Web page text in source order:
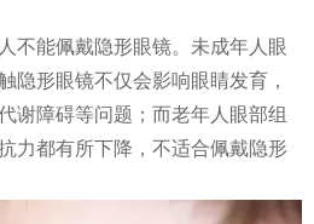
不能佩戴隐形眼镜。未成年人眼
隐形眼镜不仅会影响眼睛发育，
谢障碍等问题；而老年人眼部组
力都有所下降，不适合佩戴隐形